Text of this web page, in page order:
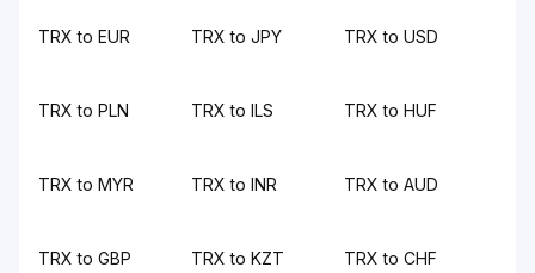
TRX to EUR TRX to JPY TRX to USD
TRX to PLN TRX to ILS TRX to HUF
TRX to MYR TRX to INR TRX to AUD
TRX to GBP TRX to KZT TRX to CHF